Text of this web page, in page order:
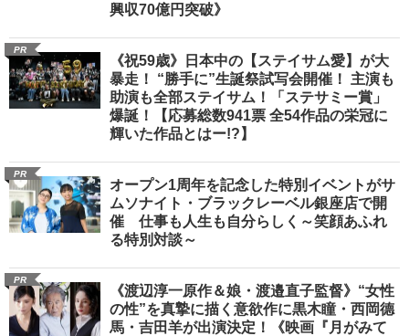
興収70億円突破》
PR
《祝59歳》日本中の【ステイサム愛】が大
暴走！ “勝手に”生誕祭試写会開催！ 主演も
助演も全部ステイサム！「ステサミー賞」
爆誕！【応募総数941票 全54作品の栄冠に
輝いた作品とはー!?】
PR
オープン1周年を記念した特別イベントがサ
ムソナイト・ブラックレーベル銀座店で開
催 仕事も人生も自分らしく～笑顔あふれ
る特別対談～
PR
《渡辺淳一原作＆娘・渡邉直子監督》“女性
の性”を真摯に描く意欲作に黒木瞳・西岡德
馬・吉田羊が出演決定！《映画『月がみて